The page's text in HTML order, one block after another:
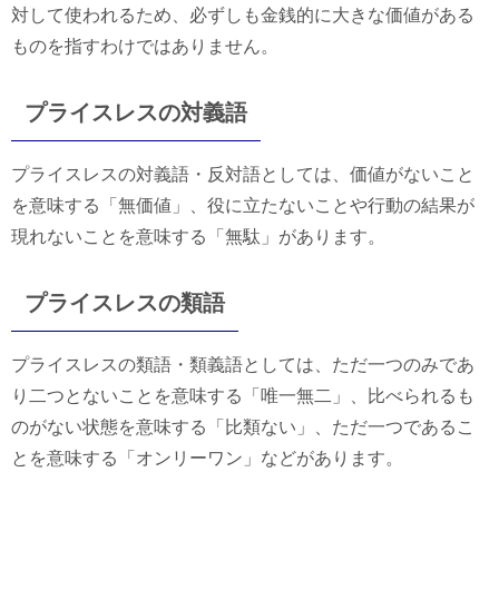
対して使われるため、必ずしも金銭的に大きな価値がある
ものを指すわけではありません。
プライスレスの対義語
プライスレスの対義語・反対語としては、価値がないこと
を意味する「無価値」、役に立たないことや行動の結果が
現れないことを意味する「無駄」があります。
プライスレスの類語
プライスレスの類語・類義語としては、ただ一つのみであ
り二つとないことを意味する「唯一無二」、比べられるも
のがない状態を意味する「比類ない」、ただ一つであるこ
とを意味する「オンリーワン」などがあります。